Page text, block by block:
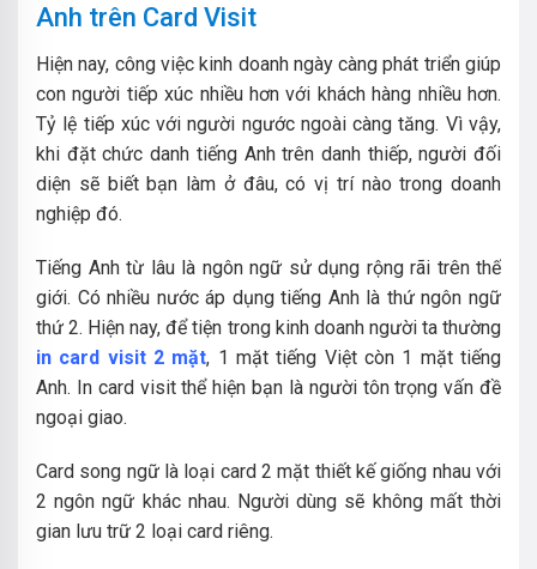
Anh trên Card Visit
Hiện nay, công việc kinh doanh ngày càng phát triển giúp
con người tiếp xúc nhiều hơn với khách hàng nhiều hơn.
Tỷ lệ tiếp xúc với người ngước ngoài càng tăng. Vì vậy,
khi đặt chức danh tiếng Anh trên danh thiếp, người đối
diện sẽ biết bạn làm ở đâu, có vị trí nào trong doanh
nghiệp đó.
Tiếng Anh từ lâu là ngôn ngữ sử dụng rộng rãi trên thế
giới. Có nhiều nước áp dụng tiếng Anh là thứ ngôn ngữ
thứ 2. Hiện nay, để tiện trong kinh doanh người ta thường
in card visit 2 mặt, 1 mặt tiếng Việt còn 1 mặt tiếng
Anh. In card visit thể hiện bạn là người tôn trọng vấn đề
ngoại giao.
Card song ngữ là loại card 2 mặt thiết kế giống nhau với
2 ngôn ngữ khác nhau. Người dùng sẽ không mất thời
gian lưu trữ 2 loại card riêng.